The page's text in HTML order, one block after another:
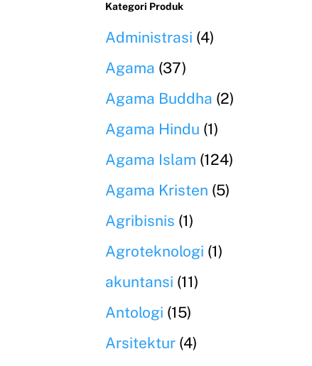
Kategori Produk
Administrasi (4)
Agama (37)
Agama Buddha (2)
Agama Hindu (1)
Agama Islam (124)
Agama Kristen (5)
Agribisnis (1)
Agroteknologi (1)
akuntansi (11)
Antologi (15)
Arsitektur (4)